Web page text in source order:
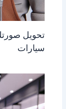
تحويل
سيارات